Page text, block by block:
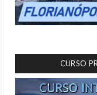
CURSO